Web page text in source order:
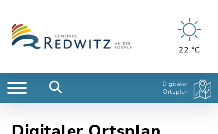
22 °C
Digitaler
Ortsplan